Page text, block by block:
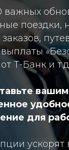
важных
поездки,
Т-Банк и
для